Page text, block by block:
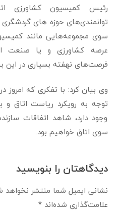
رئیس کمیسیون کشاورزی
توانمندی‌های حوزه های
سوی مجموعه‌هایی مانند
عرصه کشاورزی و یا صنعت
فرصت‌های نهفته بسیاری در این
وی بیان کرد: با تفکری که امروز
توجه به رویکرد ریاست اتاق
وجود دارد، شاهد اتفاقات
سوی اتاق خواهیم بود.
دیدگاهتان را بنویسید
نشانی ایمیل شما منتشر نخواهد
علامت‌گذاری شده‌اند*